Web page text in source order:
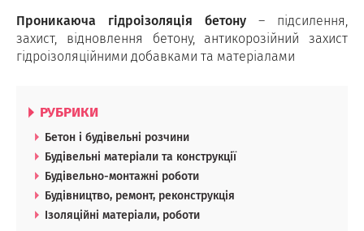
Проникаюча гідроізоляція бетону – підсилення,
захист, відновлення бетону, антикорозійний захист
гідроізоляційними добавками та матеріалами
РУБРИКИ
Бетон і будівельні розчини
Будівельні матеріали та конструкції
Будівельно-монтажні роботи
Будівництво, ремонт, реконструкція
Ізоляційні матеріали, роботи